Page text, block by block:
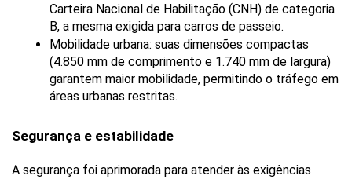
Carteira Nacional de Habilitação (CNH) de categoria
B, a mesma exigida para carros de passeio.
Mobilidade urbana: suas dimensões compactas
(4.850 mm de comprimento e 1.740 mm de largura)
garantem maior mobilidade, permitindo o tráfego em
áreas urbanas restritas.
Segurança e estabilidade
A segurança foi aprimorada para atender às exigências